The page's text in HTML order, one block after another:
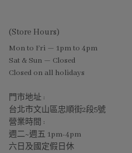
(Store Hours)
Mon to Fri — 1pm to 4pm
Sat & Sun — Closed
Closed on all holidays
門市地址 :
台北市文山區忠順街2段5號
營業時間 :
週二~週五 1pm-4pm
六日及國定假日休